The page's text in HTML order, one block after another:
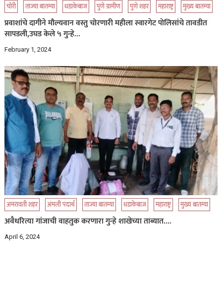
चोरी ताज्या बातम्या धडाकेबाज पुणे ग्रामीण पुणे शहर महाराष्ट्र मुख्य बातम्या
प्रवाशांचे दागीने मौल्यवान वस्तु चोरणारी महीला स्वारगेट पोलिसांचे तावडीत
सापडली,उघड केले ५ गुन्हे…
February 1, 2024
अमरावती शहर अंमली पदार्थ ताज्या बातम्या धडाकेबाज महाराष्ट्र मुख्य बातम्या
अवैधरित्या गांजाची वाहतुक करणारा गुन्हे शाखेच्या ताब्यात….
April 6, 2024